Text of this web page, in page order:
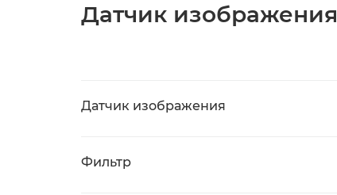
Датчик изображения
Датчик изображения
Фильтр